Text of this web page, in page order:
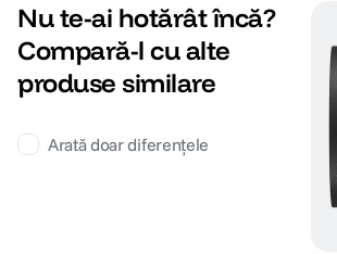
Nu te-ai hotărât încă?
Compară-l cu alte
produse similare
Arată doar diferențele